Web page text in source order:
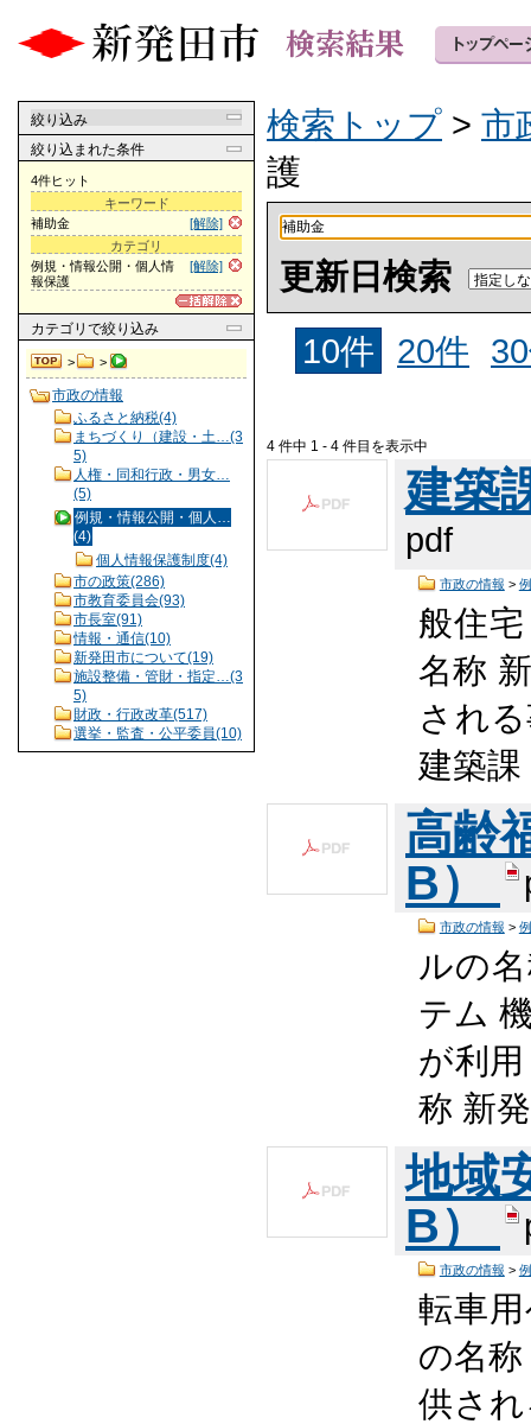
絞り込み
絞り込まれた条件
4件ヒット
キーワード
[解除]
補助金
カテゴリ
[解除]
例規・情報公開・個人情
報保護
カテゴリ で絞り込み
> >
市政の情報
ふるさと納税(4)
まちづくり（建設・土…(3
5)
人権・同和行政・男女…
(5)
例規・情報公開・個人…
(4)
個人情報保護制度(4)
市の政策(286)
市教育委員会(93)
市長室(91)
情報・通信(10)
新発田市について(19)
施設整備・管財・指定…(3
5)
財政・行政改革(517)
選挙・監査・公平委員(10)
検索トップ > 市
護
更新日検索
10件
20件
4 件中 1 - 4 件目を表示中
建築
pdf
市政の情報 >
般住
名称
され
建築
高齢
B）
市政の情報 >
ルの
テム
が利
称 新
地域
B）
市政の情報 >
転車
の名
供さ